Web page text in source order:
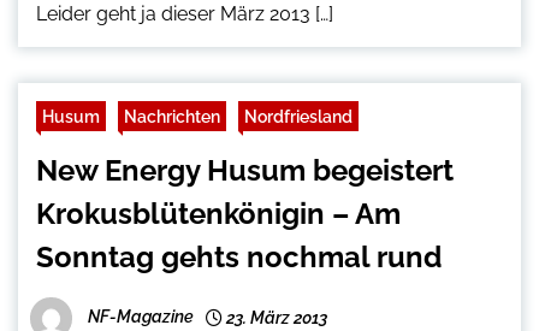
Leider geht ja dieser März 2013 […]
Husum Nachrichten Nordfriesland
New Energy Husum begeistert
Krokusblütenkönigin – Am
Sonntag gehts nochmal rund
NF-Magazine 23. März 2013